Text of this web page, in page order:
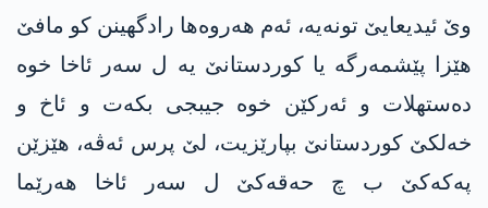
وێ ئیدیعایێ تونەیە، ئەم هەروه‌ها رادگهینن کو مافێ
هێزا پێشمەرگە یا کوردستانێ یە ل سەر ئاخا خوە
دەستهلات و ئەرکێن خوە جیبجی بکەت و ئاخ و
خەلکێ کوردستانێ بپارێزیت، لێ پرس ئەڤە، هێزێن
په‌كه‌كێ ب چ حەقەکێ ل سەر ئاخا هەرێما